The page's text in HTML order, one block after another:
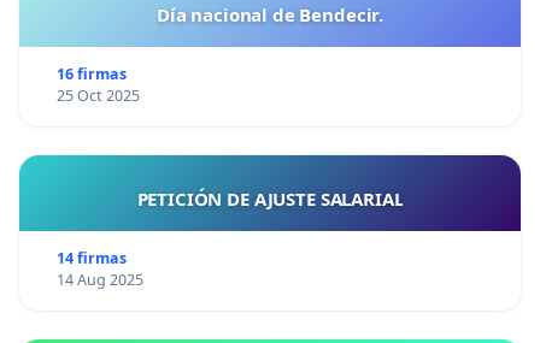
Día nacional de Bendecir.
16 firmas
25 Oct 2025
PETICIÓN DE AJUSTE SALARIAL
14 firmas
14 Aug 2025